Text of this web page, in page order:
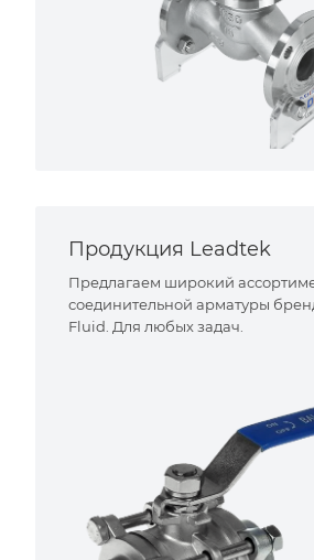
Продукция Leadtek
Предлагаем широкий
соединительной арматуры
Fluid. Для любых задач.